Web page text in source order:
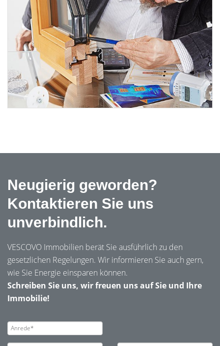
Neugierig geworden?
Kontaktieren Sie uns
unverbindlich.
VESCOVO Immobilien berät Sie ausführlich zu den
gesetzlichen Regelungen. Wir informieren Sie auch gern,
wie Sie Energie einsparen können.
Schreiben Sie uns, wir freuen uns auf Sie und Ihre
Immobilie!